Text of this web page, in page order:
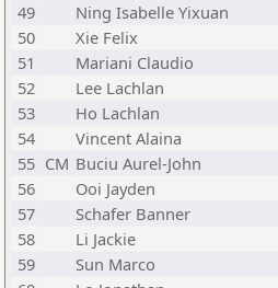
49
Ning Isabelle Yixuan
50
Xie Felix
51
Mariani Claudio
52
Lee Lachlan
53
Ho Lachlan
54
Vincent Alaina
55 CM Buciu Aurel-John
56
Ooi Jayden
57
Schafer Banner
58
Li Jackie
59
Sun Marco